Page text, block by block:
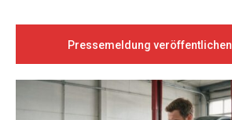
Pressemeldung veröffentlichen